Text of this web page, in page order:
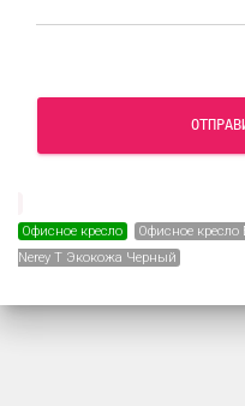
Офисное кресло Офисное кресло
Nerey T Экокожа Черный